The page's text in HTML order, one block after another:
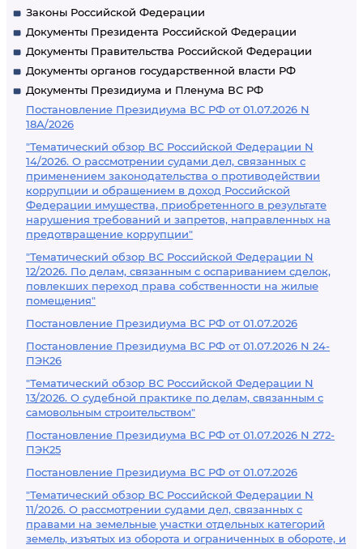
Законы Российской Федерации
Документы Президента Российской Федерации
Документы Правительства Российской Федерации
Документы органов государственной власти РФ
Документы Президиума и Пленума ВС РФ
Постановление Президиума ВС РФ от 01.07.2026 N
18А/2026
"Тематический обзор ВС Российской Федерации N
14/2026. О рассмотрении судами дел, связанных с
применением законодательства о противодействии
коррупции и обращением в доход Российской
Федерации имущества, приобретенного в результате
нарушения требований и запретов, направленных на
предотвращение коррупции"
"Тематический обзор ВС Российской Федерации N
12/2026. По делам, связанным с оспариванием сделок,
повлекших переход права собственности на жилые
помещения"
Постановление Президиума ВС РФ от 01.07.2026
Постановление Президиума ВС РФ от 01.07.2026 N 24-
ПЭК26
"Тематический обзор ВС Российской Федерации N
13/2026. О судебной практике по делам, связанным с
самовольным строительством"
Постановление Президиума ВС РФ от 01.07.2026 N 272-
ПЭК25
Постановление Президиума ВС РФ от 01.07.2026
"Тематический обзор ВС Российской Федерации N
11/2026. О рассмотрении судами дел, связанных с
правами на земельные участки отдельных категорий
земель, изъятых из оборота и ограниченных в обороте, и